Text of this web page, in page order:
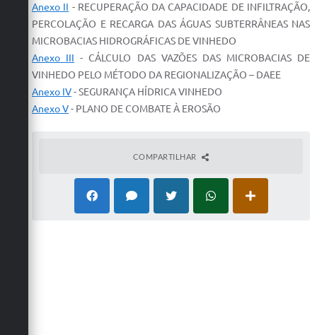
Diário Oficial
Defesa Civil
Convênios Terceiro Setor
Sistema de Protocolo
Listagem dos CEPs de Vinhedo
Acesso à Informação
Anexo II - RECUPERAÇÃO DA CAPACIDADE DE INFILTRAÇÃO,
PERCOLAÇÃO E RECARGA DAS ÁGUAS SUBTERRÂNEAS NAS
MICROBACIAS HIDROGRÁFICAS DE VINHEDO
Anexo III - CÁLCULO DAS VAZÕES DAS MICROBACIAS DE
VINHEDO PELO MÉTODO DA REGIONALIZAÇÃO – DAEE
Anexo IV- SEGURANÇA HÍDRICA VINHEDO
Anexo V- PLANO DE COMBATE À EROSÃO
COMPARTILHAR